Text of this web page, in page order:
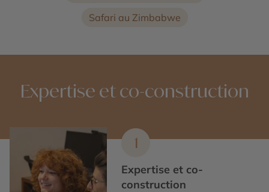
Safari au Zimbabwe
Expertise et co-construction
1
Expertise et co-
construction